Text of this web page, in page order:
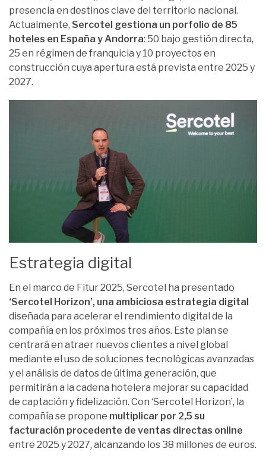
presencia en destinos clave del territorio nacional.
Actualmente, Sercotel gestiona un porfolio de 85
hoteles en España y Andorra: 50 bajo gestión directa,
25 en régimen de franquicia y 10 proyectos en
construcción cuya apertura está prevista entre 2025 y
2027.
Estrategia digital
En el marco de Fitur 2025, Sercotel ha presentado
‘Sercotel Horizon’, una ambiciosa estrategia digital
diseñada para acelerar el rendimiento digital de la
compañía en los próximos tres años. Este plan se
centrará en atraer nuevos clientes a nivel global
mediante el uso de soluciones tecnológicas avanzadas
y el análisis de datos de última generación, que
permitirán a la cadena hotelera mejorar su capacidad
de captación y fidelización. Con ‘Sercotel Horizon’, la
compañía se propone multiplicar por 2,5 su
facturación procedente de ventas directas online
entre 2025 y 2027, alcanzando los 38 millones de euros.